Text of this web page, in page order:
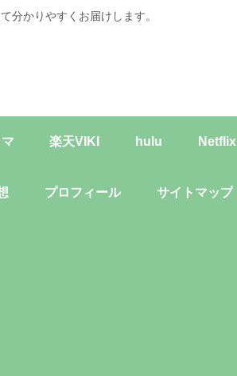
分かりやすくお届けします。
楽天VIKI hulu Netflix
プロフィール サイトマップ